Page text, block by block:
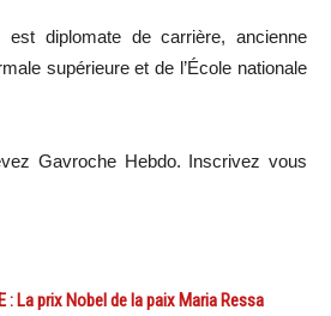
diplomate de carrière, ancienne
supérieure et de l’École nationale
Gavroche Hebdo. Inscrivez vous
: La prix Nobel de la paix Maria Ressa